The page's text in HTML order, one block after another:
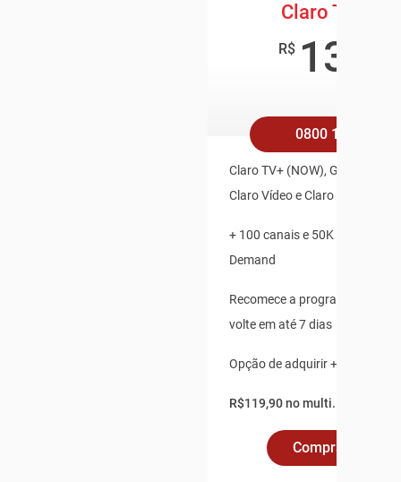
Claro TV+
R$ 139
0800 158 4545
Claro TV+ (NOW), Globoplay,
Claro Vídeo e Claro Música
+ 100 canais e 50K de
Demand
Recomece a programação ao
volte em até 7 dias
Opção de adquirir + 2 pontos
R$119,90 no multi.
Comprar Online